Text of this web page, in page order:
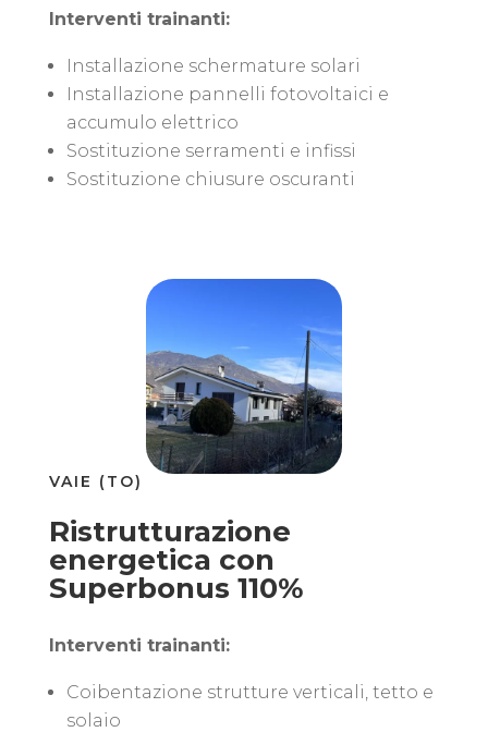
Interventi trainanti:
Installazione schermature solari
Installazione pannelli fotovoltaici e
accumulo elettrico
Sostituzione serramenti e infissi
Sostituzione chiusure oscuranti
VAIE (TO)
Ristrutturazione
energetica con
Superbonus 110%
Interventi trainanti:
Coibentazione strutture verticali, tetto e
solaio